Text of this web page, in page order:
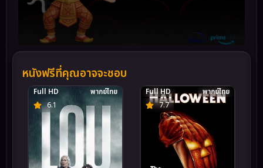
หนังฟรีที่คุณอาจจะชอบ
6.1
Full HD พากย์ไทย
7.7
Full HD พากย์ไทย